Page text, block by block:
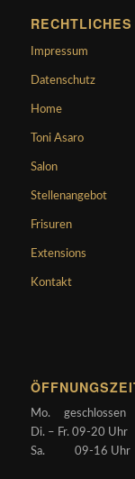
Impressum
Datenschutz
Home
Toni Asaro
Salon
Stellenangebot
Frisuren
Extensions
Kontakt
Mo. geschlossen
Di. – Fr. 09-20 Uhr
Sa. 09-16 Uhr